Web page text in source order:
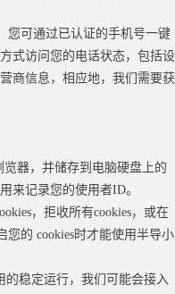
您可通过已认证的手机号一键
式访问您的电话状态，包括设
商信息，相应地，我们需要获
览器，并储存到电脑硬盘上的
来记录您的使用者ID。
，拒收所有cookies，或在
您的 cookies时才能使用半导小
的稳定运行，我们可能会接入